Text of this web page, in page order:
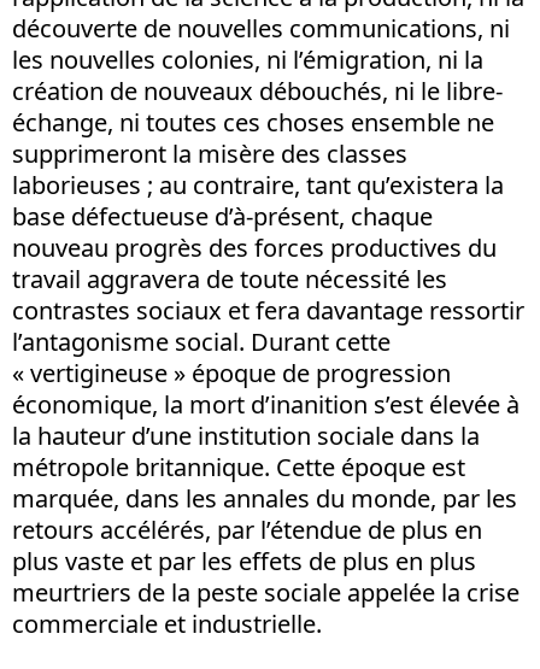
découverte de nouvelles communications, ni
les nouvelles colonies, ni l’émigration, ni la
création de nouveaux débouchés, ni le libre-
échange, ni toutes ces choses ensemble ne
supprimeront la misère des classes
laborieuses ; au contraire, tant qu’existera la
base défectueuse d’à-présent, chaque
nouveau progrès des forces productives du
travail aggravera de toute nécessité les
contrastes sociaux et fera davantage ressortir
l’antagonisme social. Durant cette
« vertigineuse » époque de progression
économique, la mort d’inanition s’est élevée à
la hauteur d’une institution sociale dans la
métropole britannique. Cette époque est
marquée, dans les annales du monde, par les
retours accélérés, par l’étendue de plus en
plus vaste et par les effets de plus en plus
meurtriers de la peste sociale appelée la crise
commerciale et industrielle.